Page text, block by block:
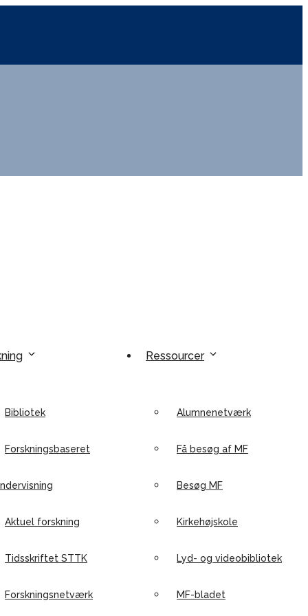
Bibliotek
Forskningsbaseret
Aktuel forskning
Tidsskriftet STTK
Forskningsnetværk
Ressourcer
Alumnenetværk
Få besøg af MF
Besøg MF
Kirkehøjskole
Lyd- og videobibliotek
MF-bladet